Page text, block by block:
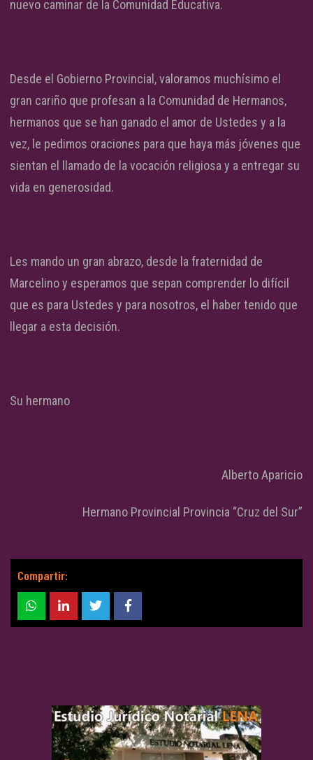
nuevo caminar de la Comunidad Educativa.
Desde el Gobierno Provincial, valoramos muchísimo el
gran cariño que profesan a la Comunidad de Hermanos,
hermanos que se han ganado el amor de Ustedes y a la
vez, le pedimos oraciones para que haya más jóvenes que
sientan el llamado de la vocación religiosa y a entregar su
vida en generosidad.
Les mando un gran abrazo, desde la fraternidad de
Marcelino y esperamos que sepan comprender lo difícil
que es para Ustedes y para nosotros, el haber tenido que
llegar a esta decisión.
Su hermano
Alberto Aparicio
Hermano Provincial Provincia “Cruz del Sur”
Compartir: